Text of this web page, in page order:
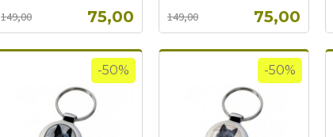
Tilbud
75,00
149,00
mva.
Tilbud
75,00
149,00
mva.
-50% -50%